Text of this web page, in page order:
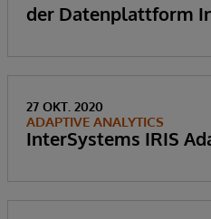
der Datenplattform
27 OKT. 2020
ADAPTIVE ANALYTICS
InterSystems IRIS